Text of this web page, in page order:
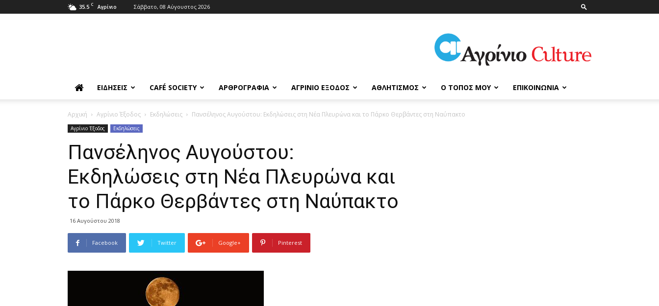
35.5 C Αγρίνιο Σάββατο, 08 Αύγουστος 2026
ΑγρίνιοCulture
ΕΙΔΉΣΕΙΣ CAFÉ SOCIETY ΑΡΘΡΟΓΡΑΦΊΑ ΑΓΡΊΝΙΟ ΈΞΟΔΟΣ ΑΘΛΗΤΙΣΜΌΣ Ο ΤΌΠΟΣ ΜΟΥ ΕΠΙΚΟΙΝΩΝΊΑ
Αρχική Αγρίνιο Έξοδος Εκδηλώσεις Πανσέληνος Αυγούστου: Εκδηλώσεις στη Νέα Πλευρώνα και το Πάρκο Θερβάντες στη Ναύπακτο
Αγρίνιο Έξοδος Εκδηλώσεις
Πανσέληνος Αυγούστου:
Εκδηλώσεις στη Νέα Πλευρώνα και
το Πάρκο Θερβάντες στη Ναύπακτο
16 Αυγούστου 2018
Facebook Twitter Google+ Pinterest